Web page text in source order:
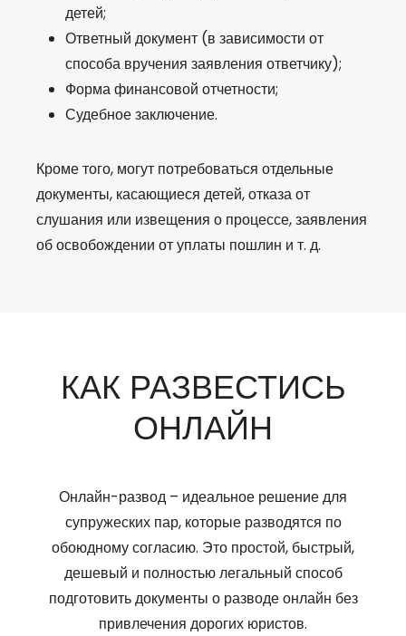
детей;
Ответный документ (в зависимости от
способа вручения заявления ответчику);
Форма финансовой отчетности;
Судебное заключение.
Кроме того, могут потребоваться отдельные
документы, касающиеся детей, отказа от
слушания или извещения о процессе, заявления
об освобождении от уплаты пошлин и т. д.
КАК РАЗВЕСТИСЬ
ОНЛАЙН
Онлайн-развод – идеальное решение для
супружеских пар, которые разводятся по
обоюдному согласию. Это простой, быстрый,
дешевый и полностью легальный способ
подготовить документы о разводе онлайн без
привлечения дорогих юристов.